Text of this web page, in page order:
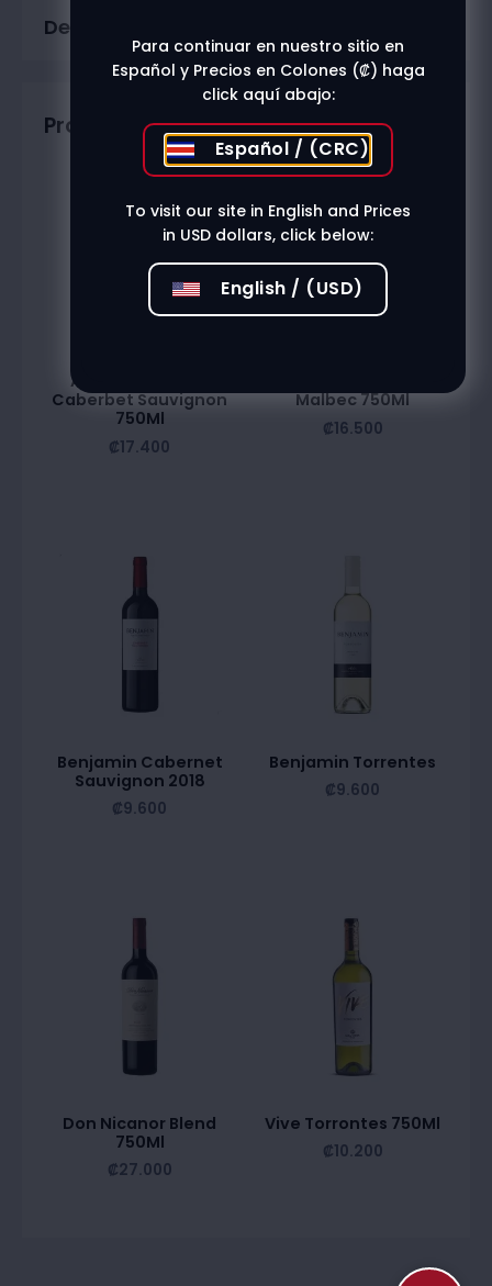
Description
Productos relacionados
Alta Vista Estate
Caberbet Sauvignon
750Ml
₡17.400
Malbec 750Ml
₡16.500
Benjamin Cabernet
Sauvignon 2018
₡9.600
Benjamin Torrentes
₡9.600
Don Nicanor Blend
750Ml
₡27.000
Vive Torrontes 750Ml
₡10.200
Para continuar en nuestro sitio en
Español y Precios en Colones (₡) haga
click aquí abajo:
Español / (CRC)
To visit our site in English and Prices
in USD dollars, click below:
English / (USD)